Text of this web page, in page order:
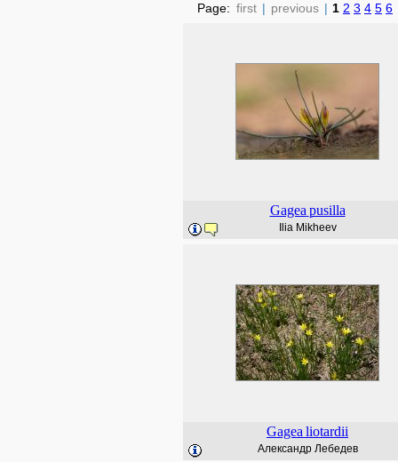
Page: first | previous | 1 2 3 4 5 6
Gagea pusilla
Ilia Mikheev
Gagea liotardii
Александр Лебедев